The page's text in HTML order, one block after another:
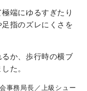
端にゆるすぎたり
指のズレにくさを
か、歩行時の横ブ
た。
事務局長／上級シュー